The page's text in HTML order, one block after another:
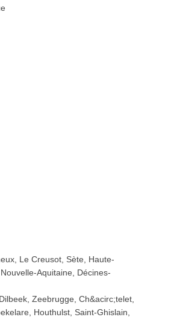
Le Creusot, Sète, Haute-
Aquitaine, Décines-
Zeebrugge, Ch&acirc;telet,
Houthulst, Saint-Ghislain,